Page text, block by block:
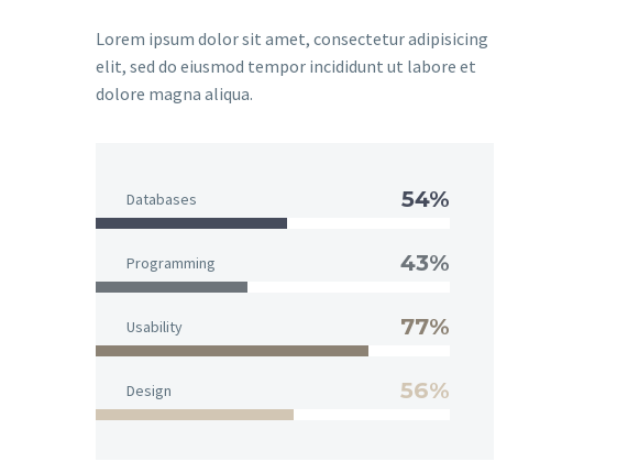
Lorem ipsum dolor sit amet, consectetur adipisicing
elit, sed do eiusmod tempor incididunt ut labore et
dolore magna aliqua.
Databases 54%
Programming 43%
Usability 77%
Design 56%